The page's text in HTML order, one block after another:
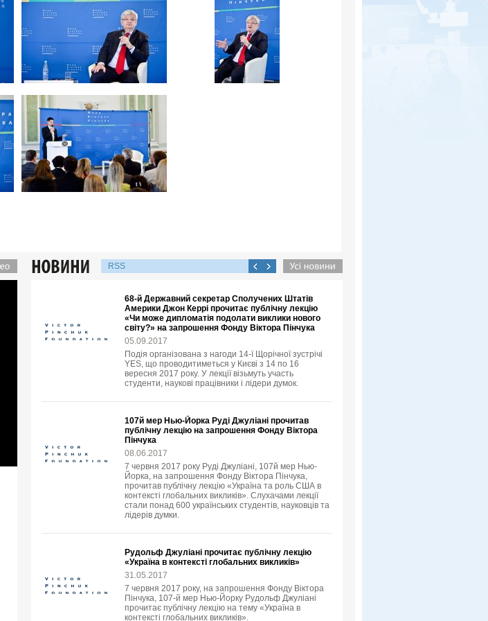
RSS
68-й Державний секретар Сполучених Штатів
Америки Джон Керрі прочитає публічну лекцію
«Чи може дипломатія подолати виклики нового
світу?» на запрошення Фонду Віктора Пінчука
05.09.2017
Подія організована з нагоди 14-ї Щорічної зустрічі
YES, що проводитиметься у Києві з 14 по 16
вересня 2017 року. У лекції візьмуть участь
студенти, наукові працівники і лідери думок.
107й мер Нью-Йорка Руді Джуліані прочитав
публічну лекцію на запрошення Фонду Віктора
Пінчука
08.06.2017
7 червня 2017 року Руді Джуліані, 107й мер Нью-
Йорка, на запрошення Фонду Віктора Пінчука,
прочитав публічну лекцію «Україна та роль США в
контексті глобальних викликів». Слухачами лекції
стали понад 600 українських студентів, науковців та
лідерів думки.
Рудольф Джуліані прочитає публічну лекцію
«Україна в контексті глобальних викликів»
31.05.2017
7 червня 2017 року, на запрошення Фонду Віктора
Пінчука, 107-й мер Нью-Йорку Рудольф Джуліані
прочитає публічну лекцію на тему «Україна в
контексті глобальних викликів».